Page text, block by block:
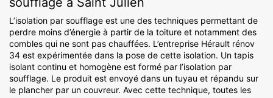
L’isolation par soufflage est une des techniques permettant de
perdre moins d’énergie à partir de la toiture et notamment des
combles qui ne sont pas chauffées. L’entreprise Hérault rénov
34 est expérimentée dans la pose de cette isolation. Un tapis
isolant continu et homogène est formé par l’isolation par
soufflage. Le produit est envoyé dans un tuyau et répandu sur
le plancher par un couvreur. Avec cette technique, toutes les